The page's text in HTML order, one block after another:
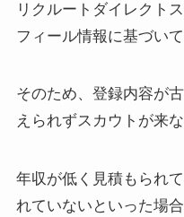
リクルートダイレクト
フィール情報に基づい
そのため、登録内容が
えられずスカウトが来
年収が低く見積もられ
れていないといった場合